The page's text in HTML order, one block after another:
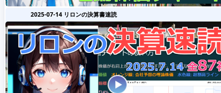
2025-07-14 リロンの決算書速読